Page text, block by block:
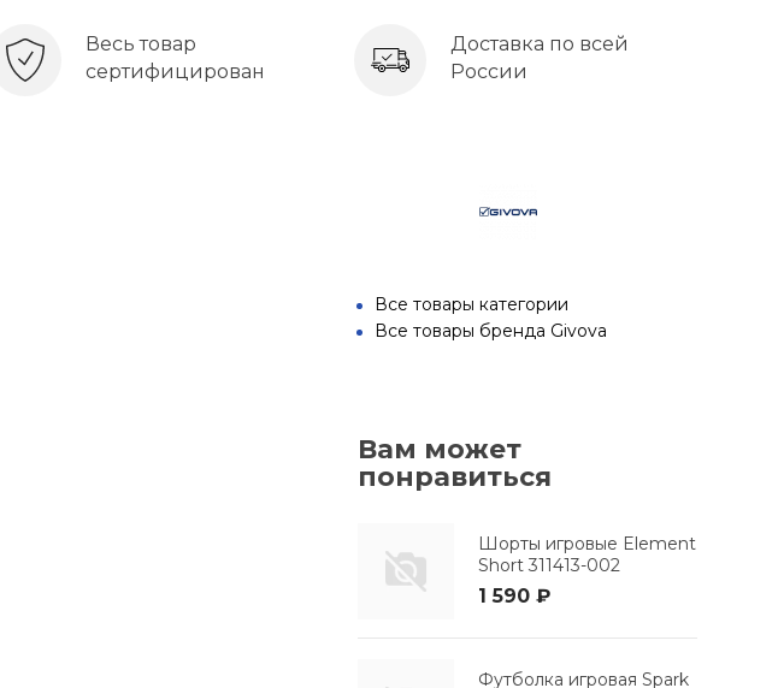
Весь товар
сертифицирован
Доставка по всей
России
Все товары категории
Все товары бренда Givova
Вам может
понравиться
Шорты игровые Element
Short 311413-002
1 590 ₽
Футболка игровая Spark